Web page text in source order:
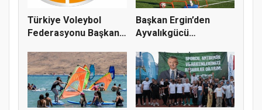
Türkiye Voleybol
Federasyonu Başkanı
Başkan Ergin’den
Ayvalıkgücü